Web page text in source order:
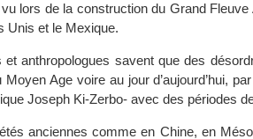
lors de la construction du Grand
Unis et le Mexique.
et anthropologues savent que des
Age voire au jour d’aujourd’hui,
Joseph Ki-Zerbo- avec des périodes
anciennes comme en Chine, en